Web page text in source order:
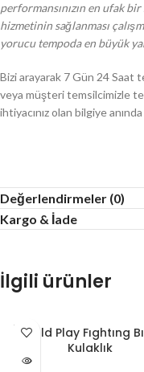
performansınızın en ufak
hizmetinin sağlanması
yorucu tempoda en büyük
Bizi arayarak 7 Gün 24 Saat
veya müşteri temsilcimizle
ihtiyacınız olan bilgiye
Değerlendirmeler (0)
Kargo & İade
İlgili ürünler
TÜKE
NDI
Gold Play Fıghtıng
Kulaklık